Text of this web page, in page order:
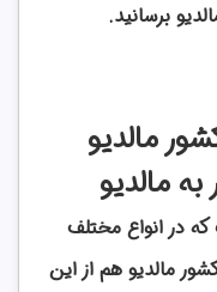
برسانید.
مالدیو
مالدیو
در انواع مختلف
مالدیو هم از این